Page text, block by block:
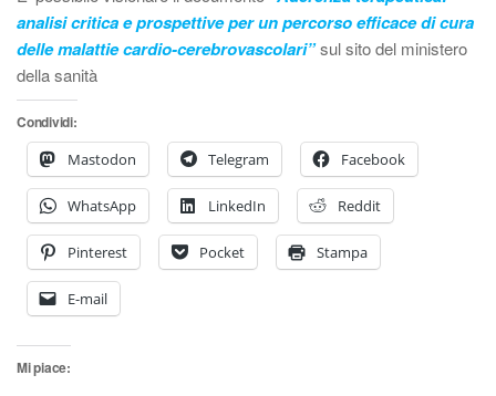
analisi critica e prospettive per un percorso efficace di cura
delle malattie cardio-cerebrovascolari”sul sito del ministero
della sanità
Condividi:
Mastodon
Telegram Facebook
WhatsApp LinkedIn Reddit
Pinterest Pocket Stampa
E-mail
Mi piace: